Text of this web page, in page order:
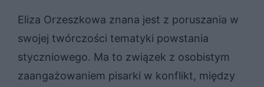
Eliza Orzeszkowa znana jest z poruszania w
swojej twórczości tematyki powstania
styczniowego. Ma to związek z osobistym
zaangażowaniem pisarki w konflikt, między